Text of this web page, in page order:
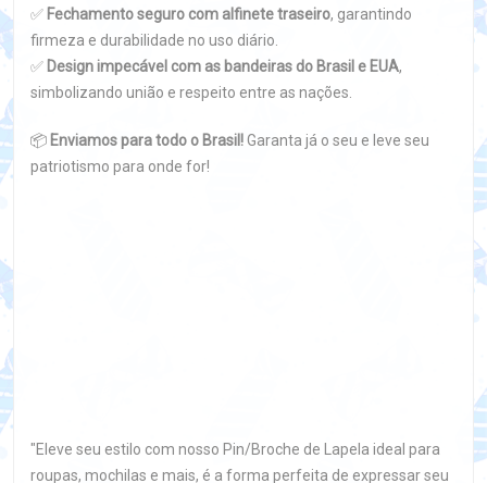
✅ Fechamento seguro com alfinete traseiro, garantindo
firmeza e durabilidade no uso diário.
✅ Design impecável com as bandeiras do Brasil e EUA,
simbolizando união e respeito entre as nações.
📦 Enviamos para todo o Brasil!Garanta já o seu e leve seu
patriotismo para onde for!
"Eleve seu estilo com nosso Pin/Broche de Lapela ideal para
roupas, mochilas e mais, é a forma perfeita de expressar seu